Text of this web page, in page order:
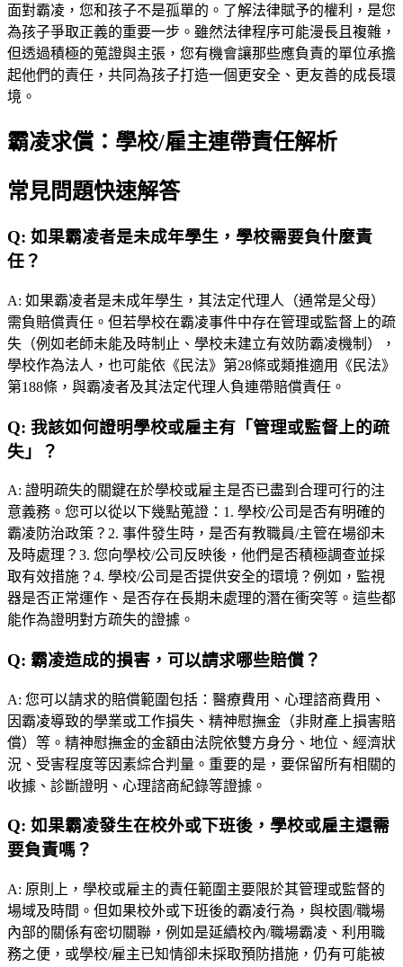
面對霸凌，您和孩子不是孤單的。了解法律賦予的權利，是您
為孩子爭取正義的重要一步。雖然法律程序可能漫長且複雜，
但透過積極的蒐證與主張，您有機會讓那些應負責的單位承擔
起他們的責任，共同為孩子打造一個更安全、更友善的成長環
境。
霸凌求償：學校/雇主連帶責任解析
常見問題快速解答
Q: 如果霸凌者是未成年學生，學校需要負什麼責
任？
A: 如果霸凌者是未成年學生，其法定代理人（通常是父母）
需負賠償責任。但若學校在霸凌事件中存在管理或監督上的疏
失（例如老師未能及時制止、學校未建立有效防霸凌機制），
學校作為法人，也可能依《民法》第28條或類推適用《民法》
第188條，與霸凌者及其法定代理人負連帶賠償責任。
Q: 我該如何證明學校或雇主有「管理或監督上的疏
失」？
A: 證明疏失的關鍵在於學校或雇主是否已盡到合理可行的注
意義務。您可以從以下幾點蒐證：1. 學校/公司是否有明確的
霸凌防治政策？2. 事件發生時，是否有教職員/主管在場卻未
及時處理？3. 您向學校/公司反映後，他們是否積極調查並採
取有效措施？4. 學校/公司是否提供安全的環境？例如，監視
器是否正常運作、是否存在長期未處理的潛在衝突等。這些都
能作為證明對方疏失的證據。
Q: 霸凌造成的損害，可以請求哪些賠償？
A: 您可以請求的賠償範圍包括：醫療費用、心理諮商費用、
因霸凌導致的學業或工作損失、精神慰撫金（非財產上損害賠
償）等。精神慰撫金的金額由法院依雙方身分、地位、經濟狀
況、受害程度等因素綜合判量。重要的是，要保留所有相關的
收據、診斷證明、心理諮商紀錄等證據。
Q: 如果霸凌發生在校外或下班後，學校或雇主還需
要負責嗎？
A: 原則上，學校或雇主的責任範圍主要限於其管理或監督的
場域及時間。但如果校外或下班後的霸凌行為，與校園/職場
內部的關係有密切關聯，例如是延續校內/職場霸凌、利用職
務之便，或學校/雇主已知情卻未採取預防措施，仍有可能被